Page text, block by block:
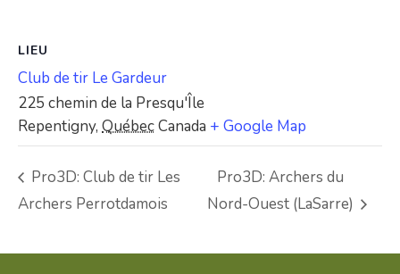
LIEU
Club de tir Le Gardeur
225 chemin de la Presqu'Île
Repentigny, QuébecCanada + Google Map
Pro3D: Club de tir Les
Archers Perrotdamois
Pro3D: Archers du
Nord-Ouest (LaSarre)